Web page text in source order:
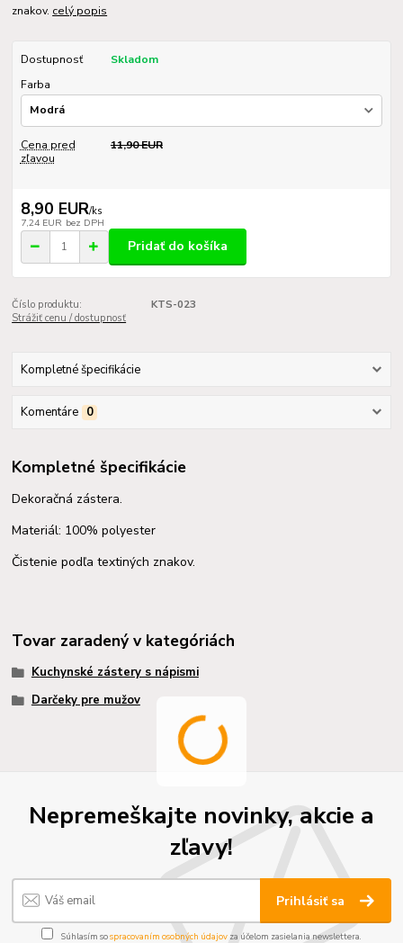
znakov. celý popis
Dostupnosť
Skladom
Farba
Cena pred
zľavou
11,90 EUR
8,90 EUR/ks
7,24 EUR bez DPH
Pridať do košíka
Číslo produktu:
KTS-023
Strážiť cenu / dostupnosť
Kompletné špecifikácie
Komentáre 0
Kompletné špecifikácie
Dekoračná zástera.
Materiál: 100% polyester
Čistenie podľa textiných znakov.
Tovar zaradený v kategóriách
Kuchynské zástery s nápismi
Darčeky pre mužov
Nepremeškajte novinky, akcie a
zľavy!
Prihlásiť sa
Súhlasím sospracovaním osobných údajov za účelom zasielania newslettera.